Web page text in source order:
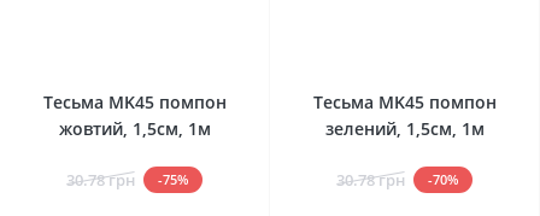
Тесьма MK45 помпон
жовтий, 1,5см, 1м
30.78 грн -75%
Тесьма MK45 помпон
зелений, 1,5см, 1м
30.78 грн -70%